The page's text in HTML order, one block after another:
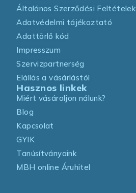
Általános Szerződési Feltételek
Adatvédelmi tájékoztató
Adattörlő kód
Impresszum
Szervizpartnerség
Elállás a vásárlástól
Hasznos linkek
Miért vásároljon nálunk?
Blog
Kapcsolat
GYIK
Tanúsítványaink
MBH online Áruhitel